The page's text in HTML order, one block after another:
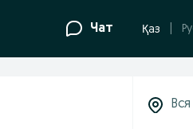
Чат Қаз